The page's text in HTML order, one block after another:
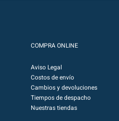
COMPRA ONLINE
Aviso Legal
Costos de envío
Cambios y devoluciones
Tiempos de despacho
Nuestras tiendas